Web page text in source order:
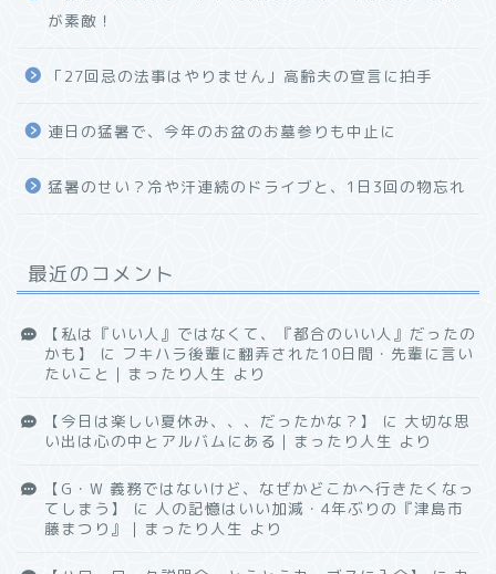
が素敵！
「27回忌の法事はやりません」高齢夫の宣言に拍手
連日の猛暑で、今年のお盆のお墓参りも中止に
猛暑のせい？冷や汗連続のドライブと、1日3回の物忘れ
最近のコメント
【私は『いい人』ではなくて、『都合のいい人』だったの
かも】
に フキハラ後輩に翻弄された10日間・先輩に言い
たいこと｜まったり人生 より
【今日は楽しい夏休み、、、だったかな？】 に 大切な思
い出は心の中とアルバムにある｜まったり人生 より
【G・W 義務ではないけど、なぜかどこかへ行きたくなっ
てしまう】
に 人の記憶はいい加減・4年ぶりの『津島市
藤まつり』｜まったり人生 より